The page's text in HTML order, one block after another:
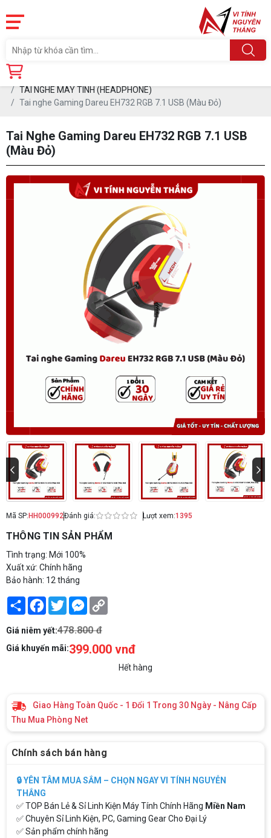
Trang chủ
TAI NGHE MÁY TÍNH (HEADPHONE)
Tai nghe Gaming Dareu EH732 RGB 7.1 USB (Màu Đỏ)
Tai Nghe Gaming Dareu EH732 RGB 7.1 USB
(Màu Đỏ)
Mã SP: HH000992Đánh giá: Lượt xem:1395
THÔNG TIN SẢN PHẨM
Tình trạng: Mới 100%
Xuất xứ: Chính hãng
Bảo hành: 12 tháng
Share Facebook
TwitterMessenger
Giá niêm yết:478.800 đ
Giá khuyến mãi:399.000 vnđ
Hết hàng
Giao Hàng Toàn Quốc - 1 Đổi 1 Trong 30 Ngày - Nâng Cấp
Thu Mua Phòng Net
Chính sách bán hàng
🔒 YÊN TÂM MUA SẮM – CHỌN NGAY VI TÍNH NGUYỄN
THẮNG
✅ TOP Bán Lẻ & Sỉ Linh Kiện Máy Tính Chính Hãng Miền Nam
✅ Chuyên Sỉ Linh Kiện, PC, Gaming Gear Cho Đại Lý
✅ Sản phẩm chính hãng